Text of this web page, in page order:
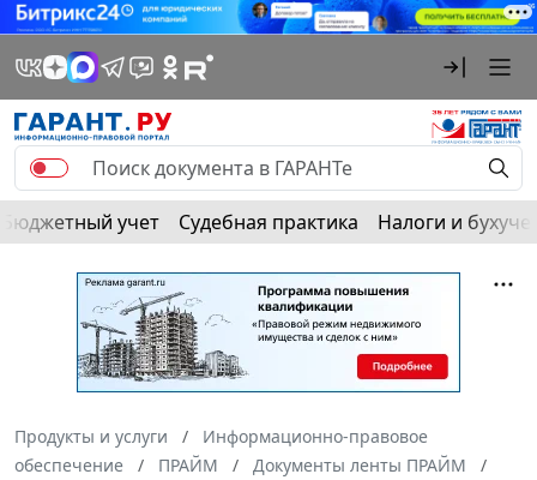
Бюджетный учет Судебная практика Налоги и
Продукты и услуги
Информационно-правовое
обеспечение
ПРАЙМ
Документы ленты ПРАЙМ